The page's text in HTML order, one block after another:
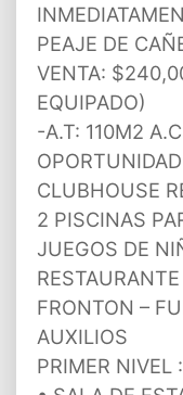
PEAJE DE
VENTA:
EQUIPADO)
-A.T: 110M2
CLUBHOUSE
2 PISCINAS
JUEGOS DE
FRONTON –
AUXILIOS
PRIMER NIVEL :